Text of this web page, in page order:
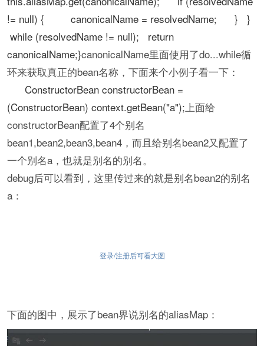
!= null) { canonicalName = resolvedName; } }
while (resolvedName != null); return
canonicalName;}canonicalName里面使用了do...while循
环来获取真正的bean名称，下面来个小例子看一下：
ConstructorBean constructorBean =
(ConstructorBean) context.getBean("a"); 上面给
constructorBean配置了4个别名
bean1,bean2,bean3,bean4，而且给别名bean2又配置了
一个别名a，也就是别名的别名。
debug后可以看到，这里传过来的就是别名bean2的别名
a：
登录/注册后可看大图
下面的图中，展示了bean界说别名的aliasMap：